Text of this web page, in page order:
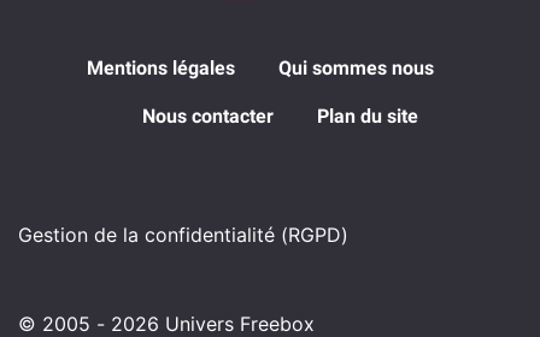
Mentions légales Qui sommes nous
Nous contacter Plan du site
Gestion de la confidentialité (RGPD)
© 2005 - 2026 Univers Freebox